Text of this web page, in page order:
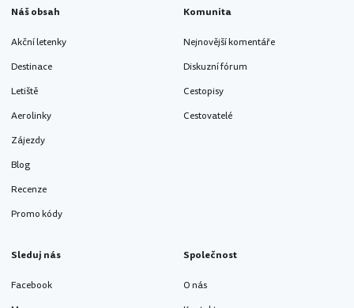
Náš obsah
Akční letenky
Destinace
Letiště
Aerolinky
Zájezdy
Blog
Recenze
Promo kódy
Komunita
Nejnovější komentáře
Diskuzní fórum
Cestopisy
Cestovatelé
Sleduj nás
Facebook
Společnost
O nás